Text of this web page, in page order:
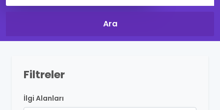
Filtreler
İlgi Alanları